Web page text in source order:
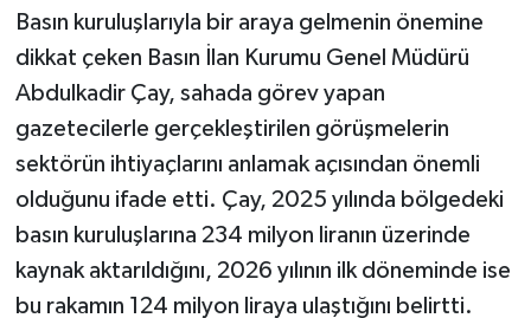
Basın kuruluşlarıyla bir araya gelmenin önemine
dikkat çeken Basın İlan Kurumu Genel Müdürü
Abdulkadir Çay, sahada görev yapan
gazetecilerle gerçekleştirilen görüşmelerin
sektörün ihtiyaçlarını anlamak açısından önemli
olduğunu ifade etti. Çay, 2025 yılında bölgedeki
basın kuruluşlarına 234 milyon liranın üzerinde
kaynak aktarıldığını, 2026 yılının ilk döneminde ise
bu rakamın 124 milyon liraya ulaştığını belirtti.